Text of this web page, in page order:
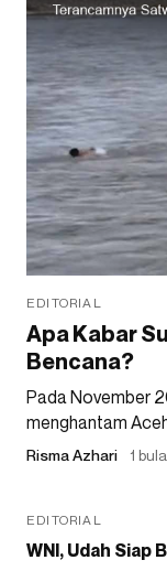
EDITORIAL
Apa Kabar
Bencana?
Pada November
menghantam
Risma Azhari 1
EDITORIAL
WNI, Udah Siap